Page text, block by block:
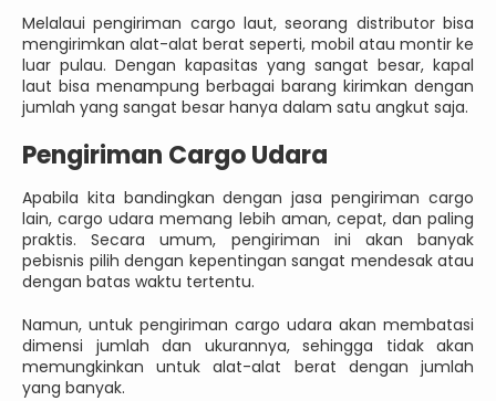
Melalaui pengiriman cargo laut, seorang distributor bisa
mengirimkan alat-alat berat seperti, mobil atau montir ke
luar pulau. Dengan kapasitas yang sangat besar, kapal
laut bisa menampung berbagai barang kirimkan dengan
jumlah yang sangat besar hanya dalam satu angkut saja.
Pengiriman Cargo Udara
Apabila kita bandingkan dengan jasa pengiriman cargo
lain, cargo udara memang lebih aman, cepat, dan paling
praktis. Secara umum, pengiriman ini akan banyak
pebisnis pilih dengan kepentingan sangat mendesak atau
dengan batas waktu tertentu.
Namun, untuk pengiriman cargo udara akan membatasi
dimensi jumlah dan ukurannya, sehingga tidak akan
memungkinkan untuk alat-alat berat dengan jumlah
yang banyak.